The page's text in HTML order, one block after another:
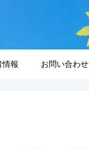
情報 お問い合わせ